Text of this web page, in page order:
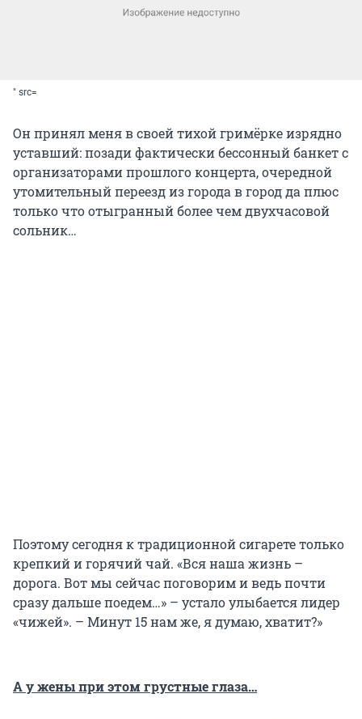
" src=
Он принял меня в своей тихой гримёрке изрядно
уставший: позади фактически бессонный банкет с
организаторами прошлого концерта, очередной
утомительный переезд из города в город да плюс
только что отыгранный более чем двухчасовой
сольник…
Поэтому сегодня к традиционной сигарете только
крепкий и горячий чай. «Вся наша жизнь –
дорога. Вот мы сейчас поговорим и ведь почти
сразу дальше поедем…» – устало улыбается лидер
«чижей». – Минут 15 нам же, я думаю, хватит?»
А у жены при этом грустные глаза…